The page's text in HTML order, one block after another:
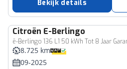
Bekijk details
Citroën E-Berlingo
ë-Berlingo 136 L1 50 kWh Tot 8 Jaar
Bedrijfswagen
8.725 km
09-2025